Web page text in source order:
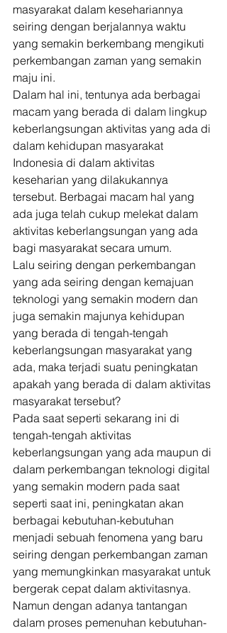
masyarakat dalam kesehariannya
seiring dengan berjalannya waktu
yang semakin berkembang mengikuti
perkembangan zaman yang semakin
maju ini.
Dalam hal ini, tentunya ada berbagai
macam yang berada di dalam lingkup
keberlangsungan aktivitas yang ada di
dalam kehidupan masyarakat
Indonesia di dalam aktivitas
keseharian yang dilakukannya
tersebut. Berbagai macam hal yang
ada juga telah cukup melekat dalam
aktivitas keberlangsungan yang ada
bagi masyarakat secara umum.
Lalu seiring dengan perkembangan
yang ada seiring dengan kemajuan
teknologi yang semakin modern dan
juga semakin majunya kehidupan
yang berada di tengah-tengah
keberlangsungan masyarakat yang
ada, maka terjadi suatu peningkatan
apakah yang berada di dalam aktivitas
masyarakat tersebut?
Pada saat seperti sekarang ini di
tengah-tengah aktivitas
keberlangsungan yang ada maupun di
dalam perkembangan teknologi digital
yang semakin modern pada saat
seperti saat ini, peningkatan akan
berbagai kebutuhan-kebutuhan
menjadi sebuah fenomena yang baru
seiring dengan perkembangan zaman
yang memungkinkan masyarakat untuk
bergerak cepat dalam aktivitasnya.
Namun dengan adanya tantangan
dalam proses pemenuhan kebutuhan-